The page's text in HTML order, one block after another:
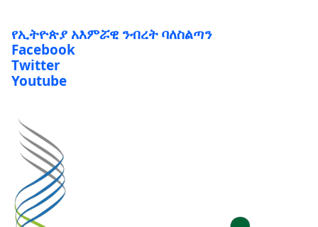
የኢትዮጵያ አእምሯዊ ንብረት ባለስልጣን
Facebook
Twitter
Youtube